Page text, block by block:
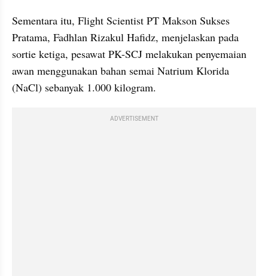
Sementara itu, Flight Scientist PT Makson Sukses
Pratama, Fadhlan Rizakul Hafidz, menjelaskan pada
sortie ketiga, pesawat PK-SCJ melakukan penyemaian
awan menggunakan bahan semai Natrium Klorida
(NaCl) sebanyak 1.000 kilogram.
ADVERTISEMENT